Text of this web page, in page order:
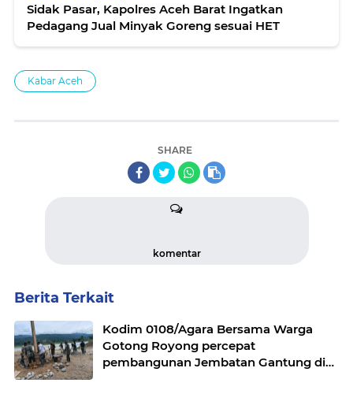
Sidak Pasar, Kapolres Aceh Barat Ingatkan
Pedagang Jual Minyak Goreng sesuai HET
Kabar Aceh
SHARE
komentar
Berita Terkait
Kodim 0108/Agara Bersama Warga
Gotong Royong percepat
pembangunan Jembatan Gantung di